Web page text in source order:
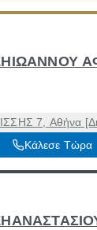
7, Αθήνα
Κάλεσε Τώρα